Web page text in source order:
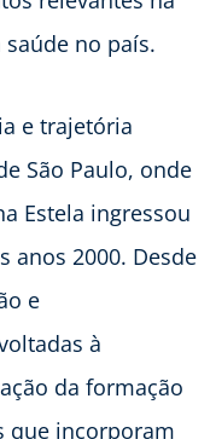
saúde no país.
e trajetória
São Paulo, onde
Estela ingressou
anos 2000. Desde
e
à
da formação
que incorporam